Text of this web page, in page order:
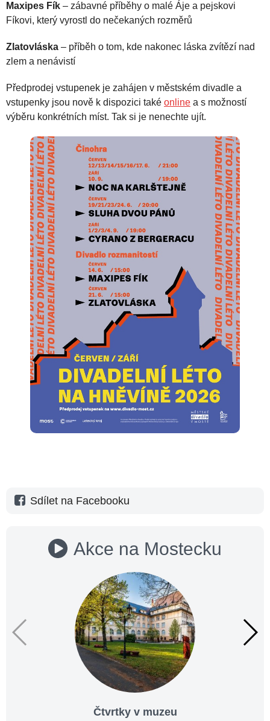
Maxipes Fík – zábavné příběhy o malé Áje a pejskovi
Fíkovi, který vyrostl do nečekaných rozměrů
Zlatovláska – příběh o tom, kde nakonec láska zvítězí nad
zlem a nenávistí
Předprodej vstupenek je zahájen v městském divadle a
vstupenky jsou nově k dispozici také online a s možností
výběru konkrétních míst. Tak si je nenechte ujít.
Sdílet na Facebooku
Akce na Mostecku
Čtvrtky v muzeu